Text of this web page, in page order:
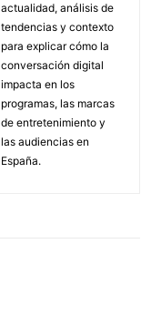
actualidad, análisis de
tendencias y contexto
para explicar cómo la
conversación digital
impacta en los
programas, las marcas
de entretenimiento y
las audiencias en
España.